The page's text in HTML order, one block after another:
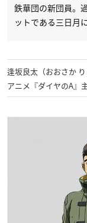
鉄華団の新団員。
ットである三日月
逢坂良太（おおさか
アニメ『ダイヤのA』